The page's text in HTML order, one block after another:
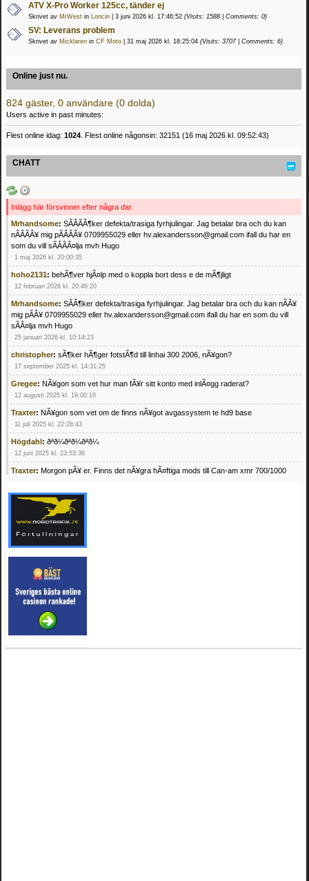
ATV X-Pro Worker 125cc, tänder ej
Skrivet av MrWest in Loncin | 3 juni 2026 kl. 17:46:52 (Visits: 1588 | Comments: 0)
SV: Leverans problem
Skrivet av Micklaren in CF Moto | 31 maj 2026 kl. 18:25:04 (Visits: 3707 | Comments: 6)
Online just nu.
824 gäster, 0 användare (0 dolda)
Users active in past minutes:
Flest online idag: 1024 . Flest online någonsin: 32151 (16 maj 2026 kl. 09:52:43)
CHATT
Inlägg här försvinner efter några dar.
Mrhandsome: SÃÂÃÂ¶ker defekta/trasiga fyrhjulingar. Jag betalar bra och du kan
nÃÂÃÂ¥ mig pÃÂÃÂ¥ 0709955029 eller hv.alexandersson@gmail.com ifall du har en
som du vill sÃÂÃÂ¤lja mvh Hugo
1 maj 2026 kl. 20:00:35
hoho2131: behÃ¶ver hjÃ¤lp med o koppla bort dess e de mÃ¶jligt
12 februari 2026 kl. 20:46:20
Mrhandsome: SÃÂ¶ker defekta/trasiga fyrhjulingar. Jag betalar bra och du kan nÃÂ¥
mig pÃÂ¥ 0709955029 eller hv.alexandersson@gmail.com ifall du har en som du vill
sÃÂ¤lja mvh Hugo
25 januari 2026 kl. 10:14:23
christopher: sÃ¶ker hÃ¶ger fotstÃ¶d till linhai 300 2006, nÃ¥gon?
17 september 2025 kl. 14:31:25
Gregee: NÃ¥gon som vet hur man fÃ¥r sitt konto med inlÃ¤gg raderat?
12 augusti 2025 kl. 19:00:16
Traxter: NÃ¥gon som vet om de finns nÃ¥got avgassystem te hd9 base
11 juli 2025 kl. 22:28:43
Högdahl: ðªð¼ðªð¼ðªð¼
12 juni 2025 kl. 23:53:36
Traxter: Morgon pÃ¥ er. Finns det nÃ¥gra hÃ¤ftiga mods till Can-am xmr 700/1000
Mrhandsome:SÃ¶ker defekta/trasiga fyrhjulingar. Jag betalar bra och du kan nÃ¥ mig
pÃ¥ 0709955029 eller hv.alexandersson@gmail.com ifall du har en som du vill sÃ¤lja
mvh Hugo
21 februari 2025 kl. 09:25:52
Oscar5:NÃ¥gon som vet vad man kan begÃ¤ra fÃ¶r en Honda TRX 350 FE 2005
4 februari 2025 kl. 19:20:50
Oscar5:44
4 februari 2025 kl. 19:15:36
Greger59:NÃ¤gon som vet har en Cetek 500 EFI
15 januari 2025 kl. 23:49:44
Mrhandsome:SÃÂ¶ker defekta/trasiga fyrhjulingar. Jag betalar bra och du kan nÃÂ¥